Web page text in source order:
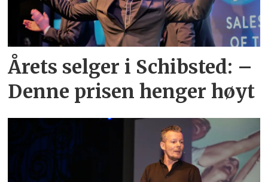
Årets selger i Schibsted: –
Denne prisen henger høyt